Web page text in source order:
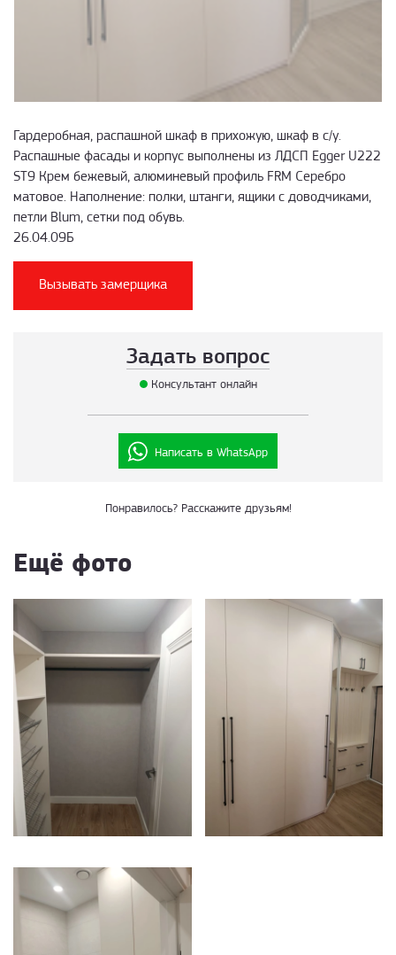
Гардеробная, распашной шкаф в прихожую, шкаф в с/у.
Распашные фасады и корпус выполнены из ЛДСП Egger U222
ST9 Крем бежевый, алюминевый профиль FRM Серебро
матовое. Наполнение: полки, штанги, ящики с доводчиками,
петли Blum, сетки под обувь.
26.04.09Б
Вызывать замерщика
Задать вопрос
Консультант онлайн
Написать в WhatsApp
Понравилось? Расскажите друзьям!
Ещё фото